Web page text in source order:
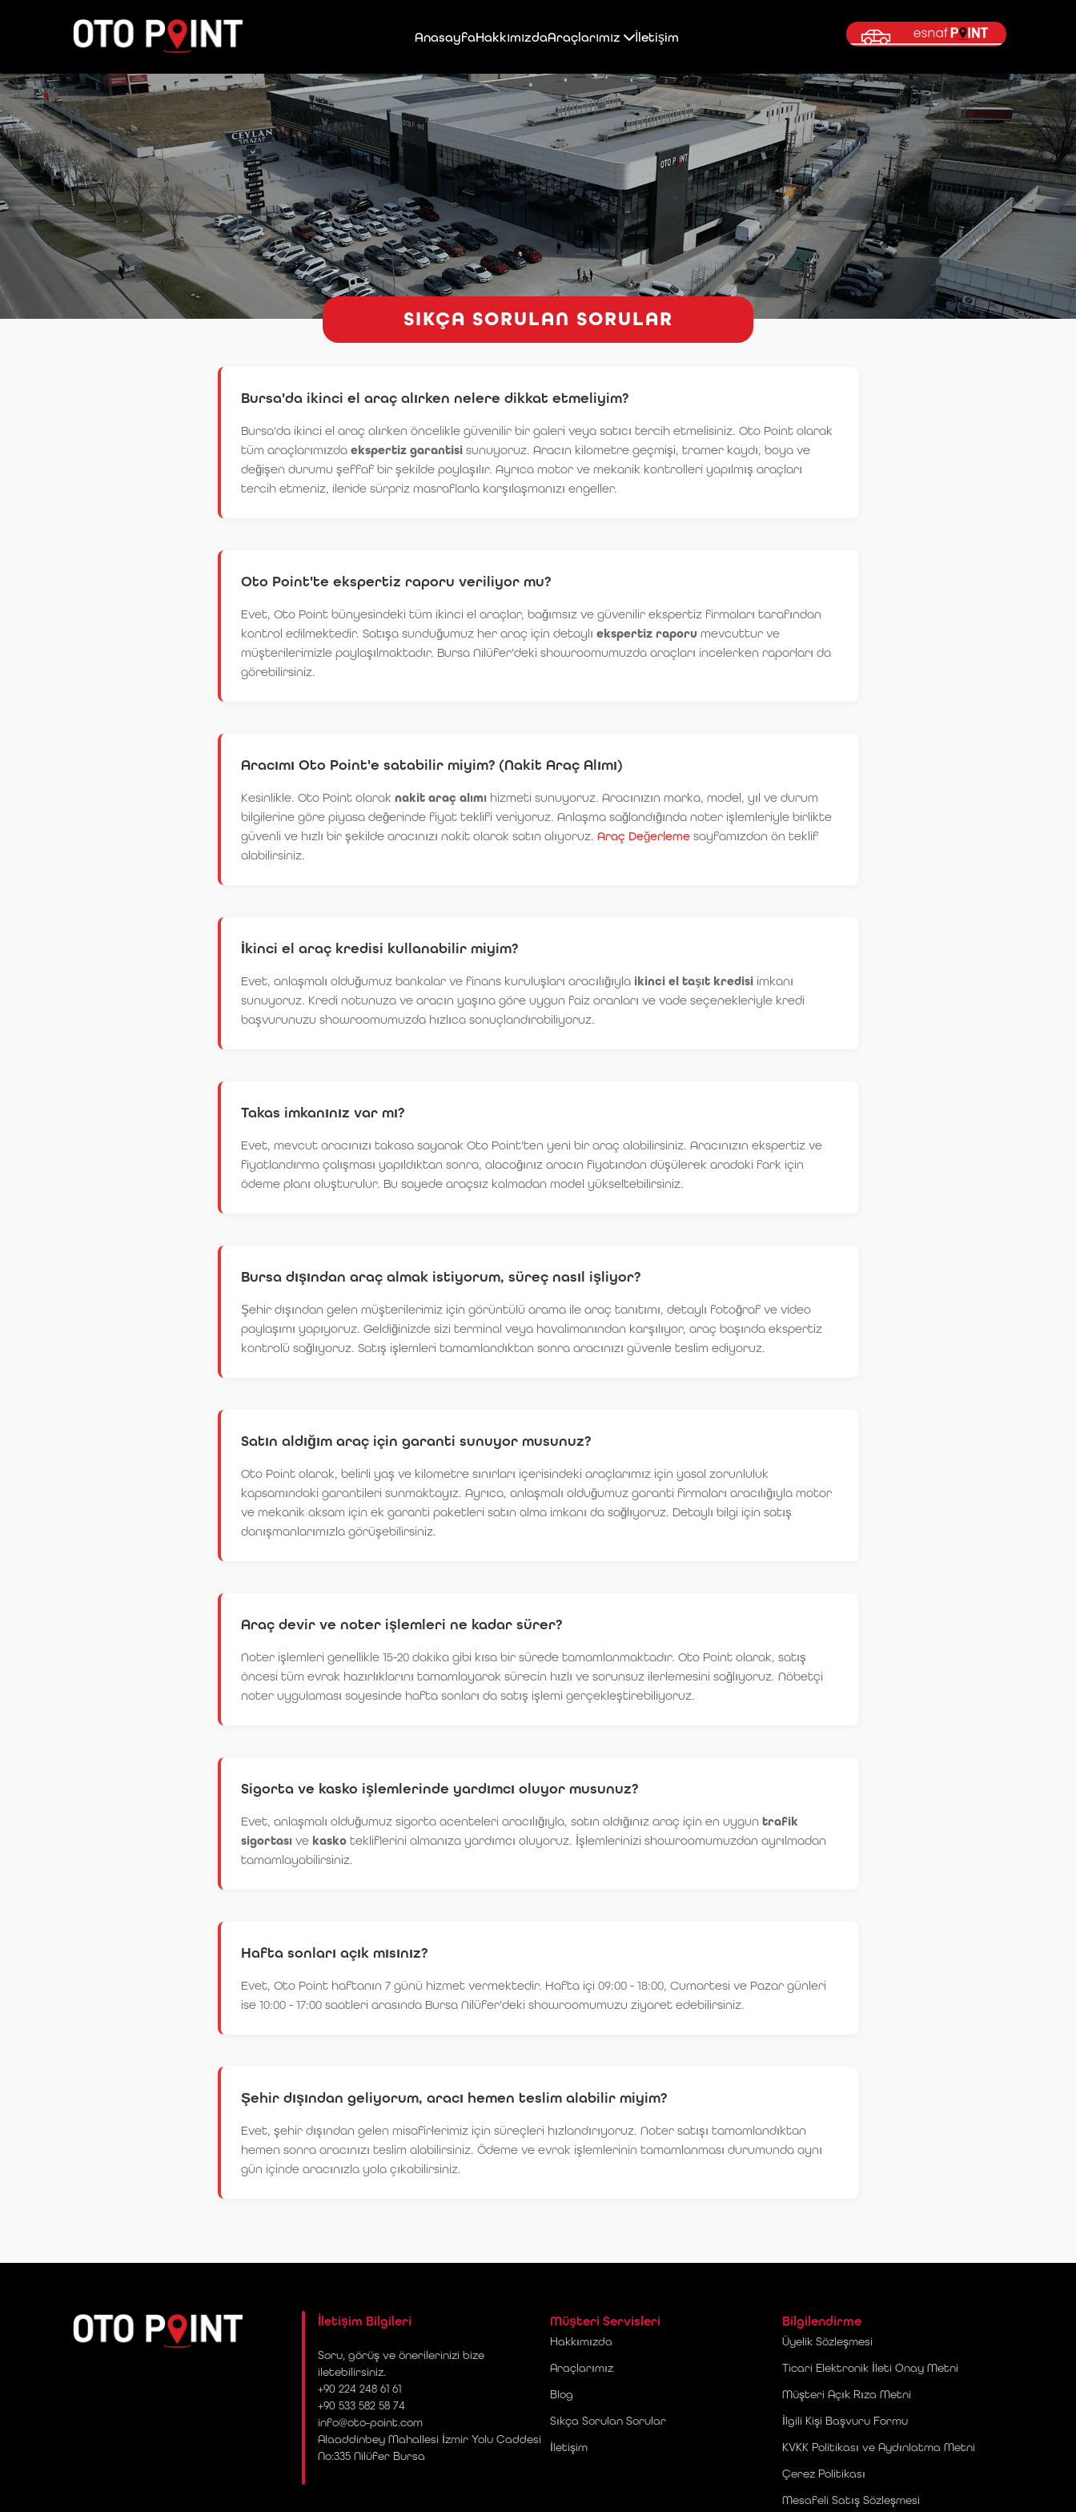
AnasayfaHakkımızdaAraçlarımız İletişim
SIKÇA SORULAN SORULAR
Bursa'da ikinci el araç alırken nelere dikkat etmeliyim?
Bursa'da ikinci el araç alırken öncelikle güvenilir bir galeri veya satıcı tercih etmelisiniz. Oto Point olarak
tüm araçlarımızda ekspertiz garantisi sunuyoruz. Aracın kilometre geçmişi, tramer kaydı, boya ve
değişen durumu şeffaf bir şekilde paylaşılır. Ayrıca motor ve mekanik kontrolleri yapılmış araçları
tercih etmeniz, ileride sürpriz masraflarla karşılaşmanızı engeller.
Oto Point'te ekspertiz raporu veriliyor mu?
Evet, Oto Point bünyesindeki tüm ikinci el araçlar, bağımsız ve güvenilir ekspertiz firmaları tarafından
kontrol edilmektedir. Satışa sunduğumuz her araç için detaylı ekspertiz raporu mevcuttur ve
müşterilerimizle paylaşılmaktadır. Bursa Nilüfer'deki showroomumuzda araçları incelerken raporları da
görebilirsiniz.
Aracımı Oto Point'e satabilir miyim? (Nakit Araç Alımı)
Kesinlikle. Oto Point olarak nakit araç alımı hizmeti sunuyoruz. Aracınızın marka, model, yıl ve durum
bilgilerine göre piyasa değerinde fiyat teklifi veriyoruz. Anlaşma sağlandığında noter işlemleriyle birlikte
güvenli ve hızlı bir şekilde aracınızı nakit olarak satın alıyoruz. Araç Değerleme sayfamızdan ön teklif
alabilirsiniz.
İkinci el araç kredisi kullanabilir miyim?
Evet, anlaşmalı olduğumuz bankalar ve finans kuruluşları aracılığıyla ikinci el taşıt kredisi imkanı
sunuyoruz. Kredi notunuza ve aracın yaşına göre uygun faiz oranları ve vade seçenekleriyle kredi
başvurunuzu showroomumuzda hızlıca sonuçlandırabiliyoruz.
Takas imkanınız var mı?
Evet, mevcut aracınızı takasa sayarak Oto Point'ten yeni bir araç alabilirsiniz. Aracınızın ekspertiz ve
fiyatlandırma çalışması yapıldıktan sonra, alacağınız aracın fiyatından düşülerek aradaki fark için
ödeme planı oluşturulur. Bu sayede araçsız kalmadan model yükseltebilirsiniz.
Bursa dışından araç almak istiyorum, süreç nasıl işliyor?
Şehir dışından gelen müşterilerimiz için görüntülü arama ile araç tanıtımı, detaylı fotoğraf ve video
paylaşımı yapıyoruz. Geldiğinizde sizi terminal veya havalimanından karşılıyor, araç başında ekspertiz
kontrolü sağlıyoruz. Satış işlemleri tamamlandıktan sonra aracınızı güvenle teslim ediyoruz.
Satın aldığım araç için garanti sunuyor musunuz?
Oto Point olarak, belirli yaş ve kilometre sınırları içerisindeki araçlarımız için yasal zorunluluk
kapsamındaki garantileri sunmaktayız. Ayrıca, anlaşmalı olduğumuz garanti firmaları aracılığıyla motor
ve mekanik aksam için ek garanti paketleri satın alma imkanı da sağlıyoruz. Detaylı bilgi için satış
danışmanlarımızla görüşebilirsiniz.
Araç devir ve noter işlemleri ne kadar sürer?
Noter işlemleri genellikle 15-20 dakika gibi kısa bir sürede tamamlanmaktadır. Oto Point olarak, satış
öncesi tüm evrak hazırlıklarını tamamlayarak sürecin hızlı ve sorunsuz ilerlemesini sağlıyoruz. Nöbetçi
noter uygulaması sayesinde hafta sonları da satış işlemi gerçekleştirebiliyoruz.
Sigorta ve kasko işlemlerinde yardımcı oluyor musunuz?
Evet, anlaşmalı olduğumuz sigorta acenteleri aracılığıyla, satın aldığınız araç için en uygun trafik
sigortası ve kasko tekliflerini almanıza yardımcı oluyoruz. İşlemlerinizi showroomumuzdan ayrılmadan
tamamlayabilirsiniz.
Hafta sonları açık mısınız?
Evet, Oto Point haftanın 7 günü hizmet vermektedir. Hafta içi 09:00 - 18:00, Cumartesi ve Pazar günleri
ise 10:00 - 17:00 saatleri arasında Bursa Nilüfer'deki showroomumuzu ziyaret edebilirsiniz.
Şehir dışından geliyorum, aracı hemen teslim alabilir miyim?
Evet, şehir dışından gelen misafirlerimiz için süreçleri hızlandırıyoruz. Noter satışı tamamlandıktan
hemen sonra aracınızı teslim alabilirsiniz. Ödeme ve evrak işlemlerinin tamamlanması durumunda aynı
gün içinde aracınızla yola çıkabilirsiniz.
İletişim Bilgileri
Soru, görüş ve önerilerinizi bize
iletebilirsiniz.
+90 224 248 61 61
+90 533 582 58 74
info@oto-point.com
Alaaddinbey Mahallesi İzmir Yolu Caddesi
No:335 Nilüfer Bursa
Müşteri Servisleri
Hakkımızda
Araçlarımız
Blog
Sıkça Sorulan Sorular
İletişim
Bilgilendirme
Üyelik Sözleşmesi
Ticari Elektronik İleti Onay Metni
Müşteri Açık Rıza Metni
İlgili Kişi Başvuru Formu
KVKK Politikası ve Aydınlatma Metni
Çerez Politikası
Mesafeli Satış Sözleşmesi